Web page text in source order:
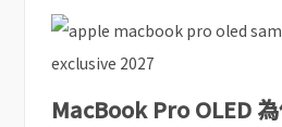
MacBook Pro OLED